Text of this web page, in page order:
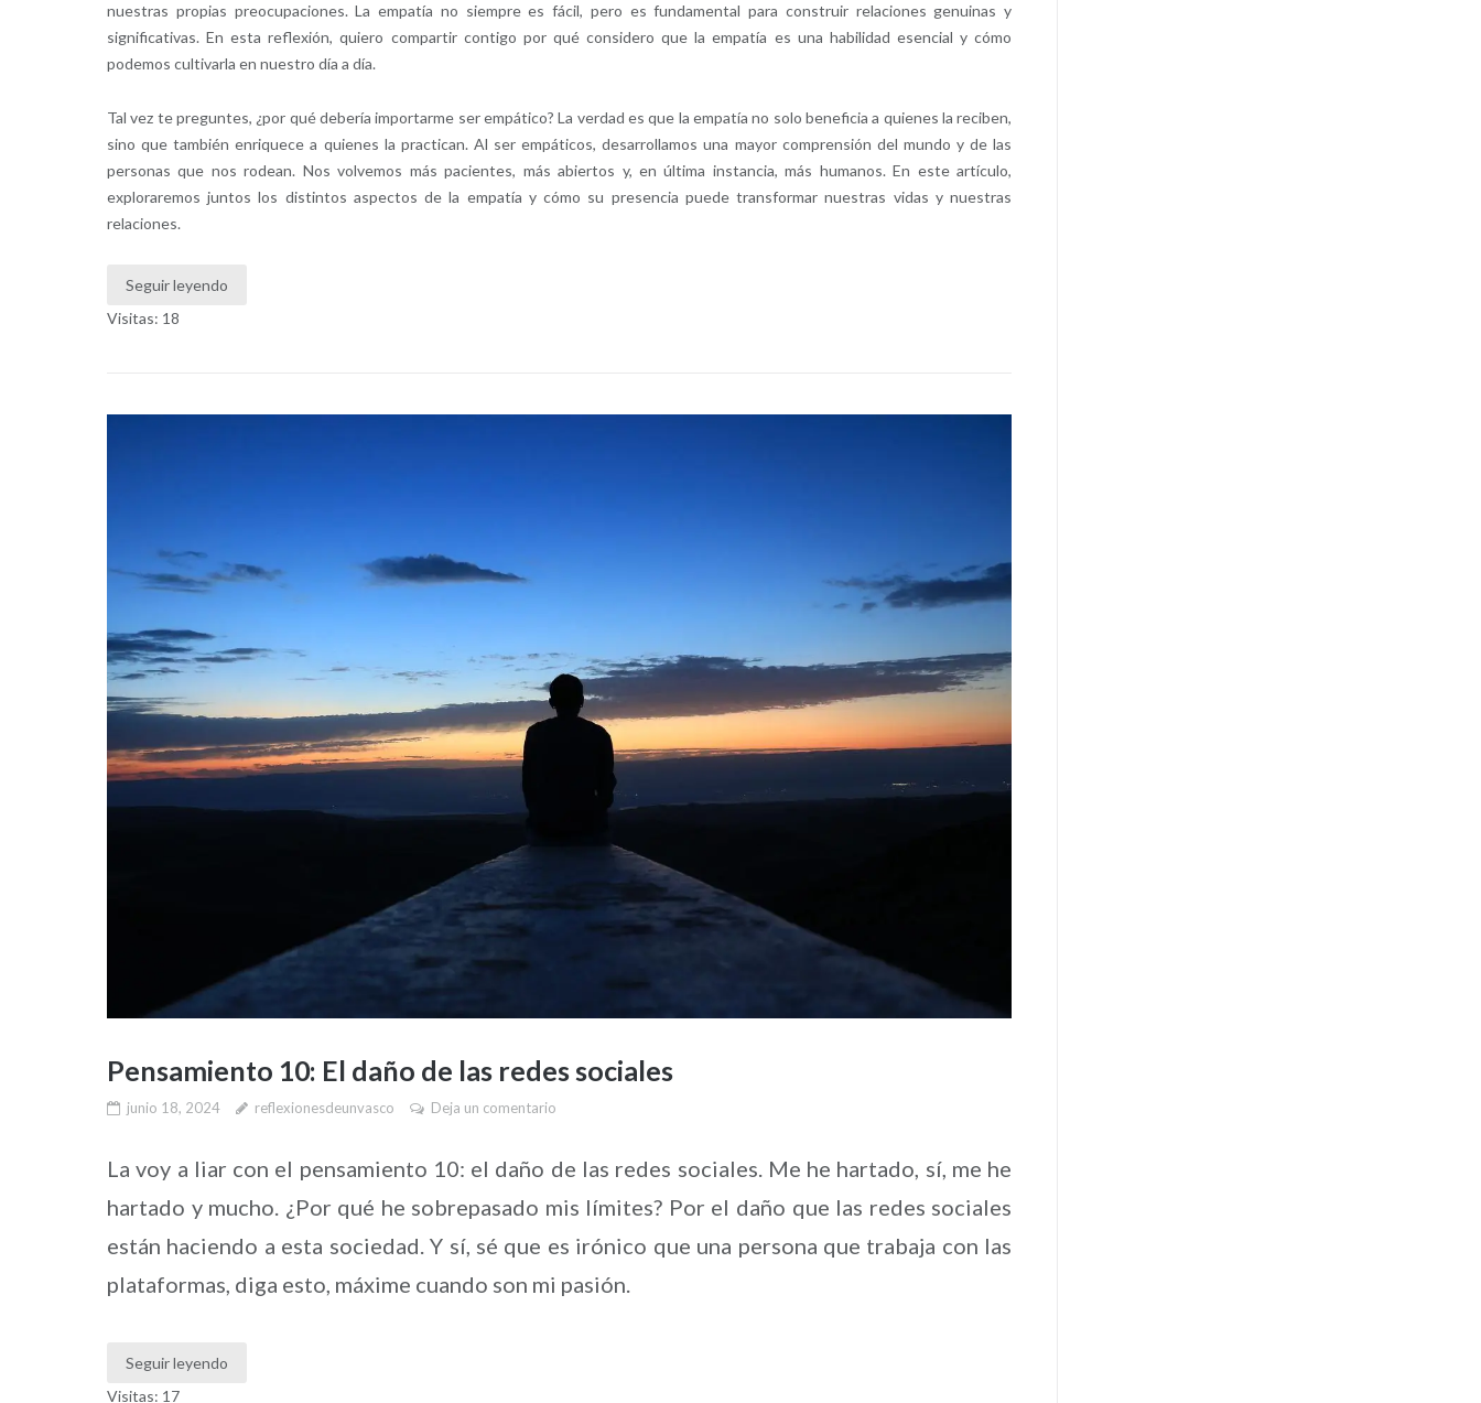
nuestras propias preocupaciones. La empatía no siempre es fácil, pero es fundamental para construir relaciones genuinas y
significativas. En esta reflexión, quiero compartir contigo por qué considero que la empatía es una habilidad esencial y cómo
podemos cultivarla en nuestro día a día.
Tal vez te preguntes, ¿por qué debería importarme ser empático? La verdad es que la empatía no solo beneficia a quienes la reciben,
sino que también enriquece a quienes la practican. Al ser empáticos, desarrollamos una mayor comprensión del mundo y de las
personas que nos rodean. Nos volvemos más pacientes, más abiertos y, en última instancia, más humanos. En este artículo,
exploraremos juntos los distintos aspectos de la empatía y cómo su presencia puede transformar nuestras vidas y nuestras
relaciones.
Seguir leyendo
Visitas: 18
Pensamiento 10: El daño de las redes sociales
junio 18, 2024 reflexionesdeunvasco Deja un comentario
La voy a liar con el pensamiento 10: el daño de las redes sociales. Me he hartado, sí, me he
hartado y mucho. ¿Por qué he sobrepasado mis límites? Por el daño que las redes sociales
están haciendo a esta sociedad. Y sí, sé que es irónico que una persona que trabaja con las
plataformas, diga esto, máxime cuando son mi pasión.
Seguir leyendo
Visitas: 17